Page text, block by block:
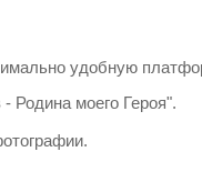
удобную
Родина моего Героя".